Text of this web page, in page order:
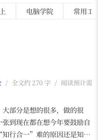
电脑学院 常用工
/ 全文约 270 字 / 阅读预计需
部分是想的很多，做的很
到现在都在想今年要鼓励自
行合一”难的原因还是知不